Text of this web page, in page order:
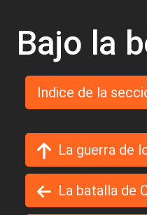
Bajo la
Indice de la
La guerra de
La batalla de